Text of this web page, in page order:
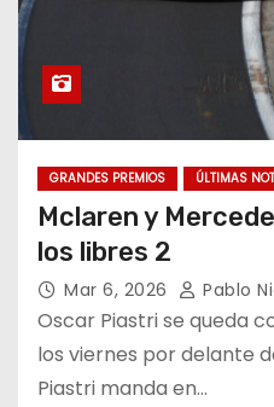
GRANDES PREMIOS ÚLTIMAS
Mclaren y
los libres 2
Mar 6, 2026 Pablo
Oscar Piastri se queda
los viernes por delante
Piastri manda en…